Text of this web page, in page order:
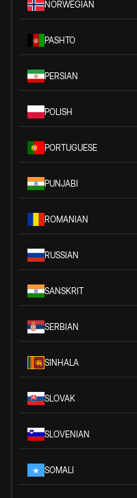
NORWEGIAN
PASHTO
PERSIAN
POLISH
PORTUGUESE
PUNJABI
ROMANIAN
RUSSIAN
SANSKRIT
SERBIAN
SINHALA
SLOVAK
SLOVENIAN
SOMALI